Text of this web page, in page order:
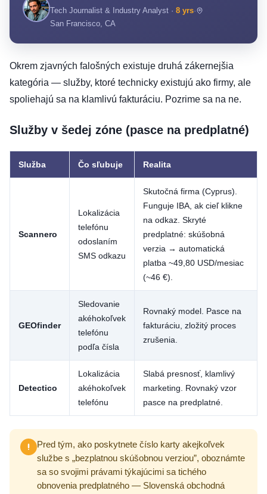
Tech Journalist & Industry Analyst · 8 yrs·
San Francisco, CA
Okrem zjavných falošných existuje druhá zákernejšia
kategória — služby, ktoré technicky existujú ako firmy, ale
spoliehajú sa na klamlivú fakturáciu. Pozrime sa na ne.
Služby v šedej zóne (pasce na predplatné)
Služba Čo sľubuje Realita
Scannero
Lokalizácia
telefónu
odoslaním
SMS odkazu
Skutočná firma (Cyprus).
Funguje IBA, ak cieľ klikne
na odkaz. Skryté
predplatné: skúšobná
verzia → automatická
platba ~49,80 USD/mesiac
(~46 €).
GEOfinder
Sledovanie
akéhokoľvek
telefónu
podľa čísla
Rovnaký model. Pasce na
fakturáciu, zložitý proces
zrušenia.
Detectico
Lokalizácia
akéhokoľvek
telefónu
Slabá presnosť, klamlivý
marketing. Rovnaký vzor
pasce na predplatné.
Pred tým, ako poskytnete číslo karty akejkoľvek
službe s „bezplatnou skúšobnou verziou”, oboznámte
sa so svojimi právami týkajúcimi sa tichého
obnovenia predplatného — Slovenská obchodná